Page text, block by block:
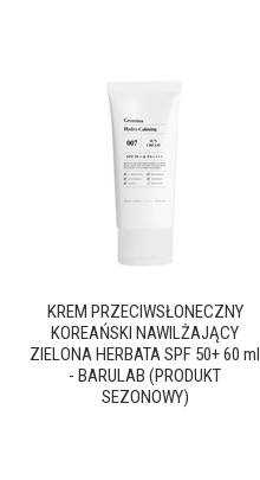
KREM PRZECIWSŁONECZNY
KOREAŃSKI NAWILŻAJĄCY
ZIELONA HERBATA SPF 50+ 60 ml
- BARULAB (PRODUKT
SEZONOWY)